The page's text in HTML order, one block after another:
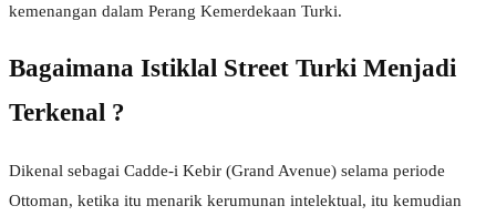
kemenangan dalam Perang Kemerdekaan Turki.
Bagaimana Istiklal Street Turki Menjadi
Terkenal ?
Dikenal sebagai Cadde-i Kebir (Grand Avenue) selama periode
Ottoman, ketika itu menarik kerumunan intelektual, itu kemudian